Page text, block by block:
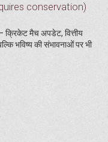
conservation)
क्रिकेट मैच अपडेट, वित्तीय
भविष्य की संभावनाओं पर भी